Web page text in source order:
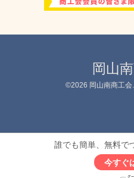
岡山
©2026 岡山南商工会
誰でも簡単、無料で
今すぐ